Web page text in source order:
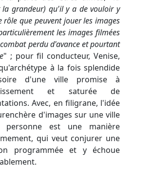
la grandeur) qu'il y a de vouloir y
rôle que peuvent jouer les images
les images filmées
perdu d'avance et pourtant
" ; pour fil conducteur, Venise,
à la fois splendide
d'une ville promise à
et saturée de
Avec, en filigrane, l'idée
d'images sur une ville
est une manière
qui veut conjurer une
programmée et y échoue